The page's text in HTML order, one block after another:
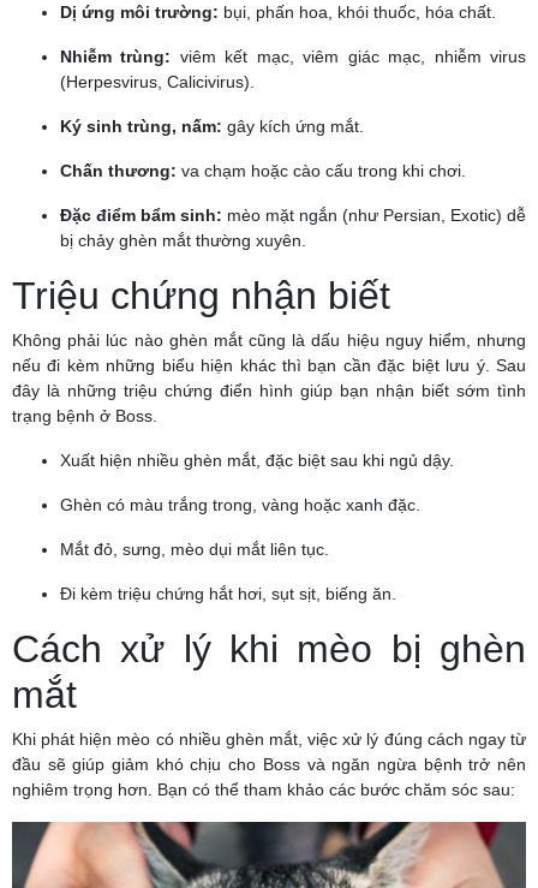
Dị ứng môi trường: bụi, phấn hoa, khói thuốc, hóa chất.
Nhiễm trùng: viêm kết mạc, viêm giác mạc, nhiễm virus
(Herpesvirus, Calicivirus).
Ký sinh trùng, nấm: gây kích ứng mắt.
Chấn thương: va chạm hoặc cào cấu trong khi chơi.
Đặc điểm bẩm sinh: mèo mặt ngắn (như Persian, Exotic) dễ
bị chảy ghèn mắt thường xuyên.
Triệu chứng nhận biết
Không phải lúc nào ghèn mắt cũng là dấu hiệu nguy hiểm, nhưng
nếu đi kèm những biểu hiện khác thì bạn cần đặc biệt lưu ý. Sau
đây là những triệu chứng điển hình giúp bạn nhận biết sớm tình
trạng bệnh ở Boss.
Xuất hiện nhiều ghèn mắt, đặc biệt sau khi ngủ dậy.
Ghèn có màu trắng trong, vàng hoặc xanh đặc.
Mắt đỏ, sưng, mèo dụi mắt liên tục.
Đi kèm triệu chứng hắt hơi, sụt sịt, biếng ăn.
Cách xử lý khi mèo bị ghèn
mắt
Khi phát hiện mèo có nhiều ghèn mắt, việc xử lý đúng cách ngay từ
đầu sẽ giúp giảm khó chịu cho Boss và ngăn ngừa bệnh trở nên
nghiêm trọng hơn. Bạn có thể tham khảo các bước chăm sóc sau: